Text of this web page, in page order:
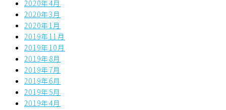
2020年4月
2020年3月
2020年1月
2019年11月
2019年10月
2019年8月
2019年7月
2019年6月
2019年5月
2019年4月